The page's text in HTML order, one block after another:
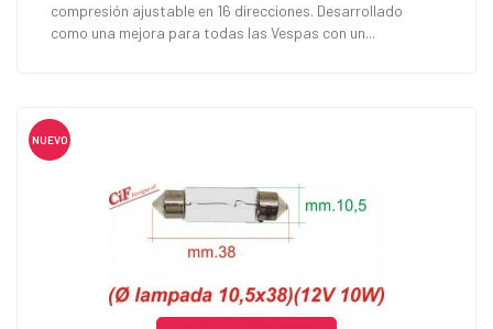
compresión ajustable en 16 direcciones. Desarrollado
como una mejora para todas las Vespas con un...
NUEVO